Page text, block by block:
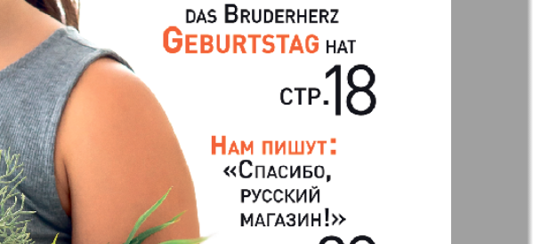
Акцент Анонс
Афиша Augsburg Бизнес
Вести Вестник-info